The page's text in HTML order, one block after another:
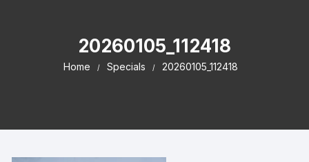
20260105_112418
Home Specials 20260105_112418